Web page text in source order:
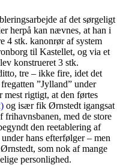
af det sørgeligt
herpå kan nævnes, at han i
4 stk. kanonrør af system
til Kastellet, og via et
konstrueret 3 stk.
tre – ikke fire, idet det
”Jylland” under
mest rigtigt, at den førtes
og især fik Ørnstedt igangsat
frihavnsbanen, med de store
den reetablering af
hans efterfølger – men
som nok af mange
personlighed.